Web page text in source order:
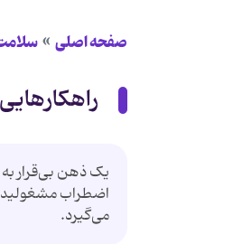
صفحه اصلی
یک ذهن بی‌قرار به
اضطراب مشغولید.
می‌گیرد.